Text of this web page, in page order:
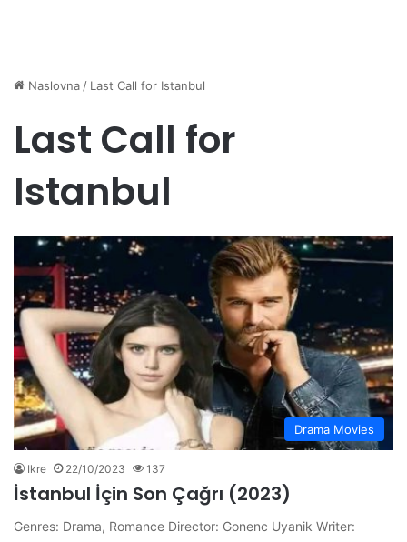
Naslovna / Last Call for Istanbul
Last Call for
Istanbul
Drama Movies
Ikre 22/10/2023 137
İstanbul İçin Son Çağrı (2023)
Genres: Drama, Romance Director: Gonenc Uyanik Writer: